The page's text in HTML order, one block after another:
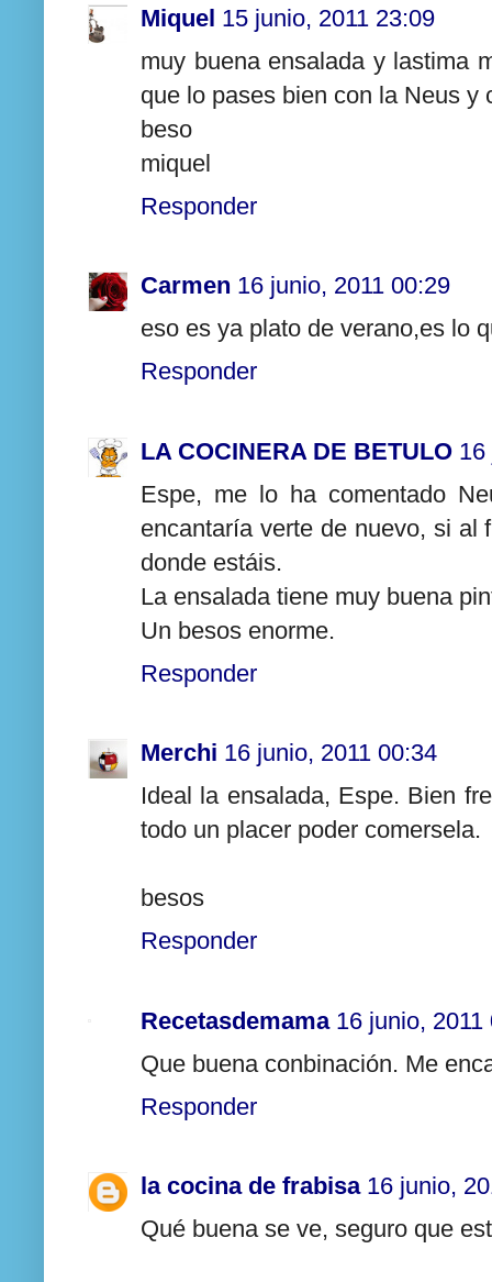
Miquel 15 junio, 2011 23:09
muy buena ensalada y lastima
que lo pases bien con la Neus y
beso
miquel
Responder
Carmen 16 junio, 2011 00:29
eso es ya plato de verano,es lo
Responder
LA COCINERA DE BETULO 16
Espe, me lo ha comentado
encantaría verte de nuevo, si al
donde estáis.
La ensalada tiene muy buena
Un besos enorme.
Responder
Merchi 16 junio, 2011 00:34
Ideal la ensalada, Espe. Bien
todo un placer poder comersela.
besos
Responder
Recetasdemama 16 junio, 2011
Que buena conbinación. Me
Responder
la cocina de frabisa 16 junio,
Qué buena se ve, seguro que